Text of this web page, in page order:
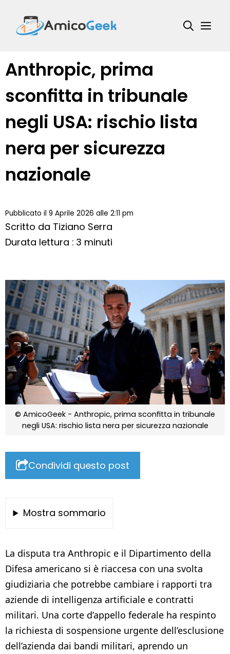
contenuto
Anthropic, prima
sconfitta in tribunale
negli USA: rischio lista
nera per sicurezza
nazionale
Pubblicato il 9 Aprile 2026 alle 2:11 pm
Scritto da Tiziano Serra
Durata lettura : 3 minuti
© AmicoGeek - Anthropic, prima sconfitta in tribunale
negli USA: rischio lista nera per sicurezza nazionale
Condividi questo post
Mostra sommario
La disputa tra Anthropic e il Dipartimento della
Difesa americano si è riaccesa con una svolta
giudiziaria che potrebbe cambiare i rapporti tra
aziende di intelligenza artificiale e contratti
militari. Una corte d’appello federale ha respinto
la richiesta di sospensione urgente dell’esclusione
dell’azienda dai bandi militari, aprendo un